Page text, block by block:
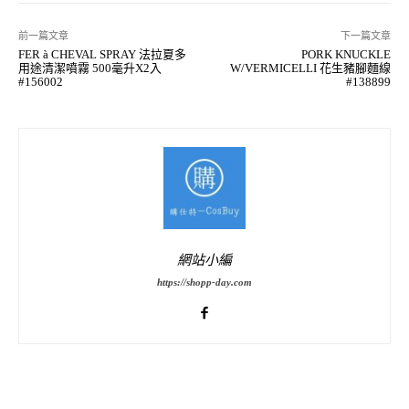
前一篇文章
FER à CHEVAL SPRAY 法拉夏多
用途清潔噴霧 500毫升X2入
#156002
下一篇文章
PORK KNUCKLE
W/VERMICELLI 花生豬腳麵線
#138899
網站小編
https://shopp-day.com